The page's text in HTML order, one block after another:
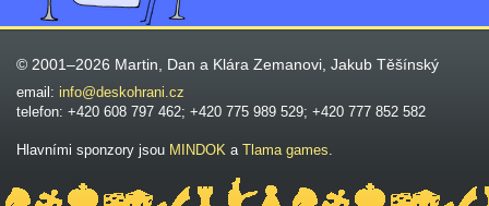
© 2001–2026 Martin, Dan a Klára Zemanovi, Jakub Těšínský
email: info@deskohrani.cz
telefon: +420 608 797 462; +420 775 989 529; +420 777 852 582
Hlavními sponzory jsou MINDOK a Tlama games.